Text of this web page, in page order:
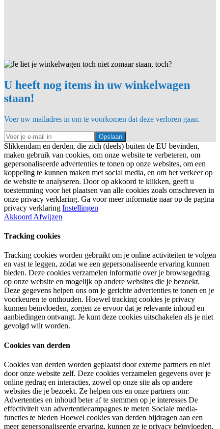
U heeft nog items in uw winkelwagen
staan!
Voer uw mailadres in om te voorkomen dat deze verloren gaan.
Opslaan
Slikkendam en derden, die zich (deels) buiten de EU bevinden,
maken gebruik van cookies, om onze website te verbeteren, om
gepersonaliseerde advertenties te tonen op onze websites, om een
koppeling te kunnen maken met social media, en om het verkeer op
de website te analyseren. Door op akkoord te klikken, geeft u
toestemming voor het plaatsen van alle cookies zoals omschreven in
onze privacy verklaring. Ga voor meer informatie naar op de pagina
privacy verklaring Instellingen
Akkoord Afwijzen
Tracking cookies
Tracking cookies worden gebruikt om je online activiteiten te volgen
en vast te leggen, zodat we een gepersonaliseerde ervaring kunnen
bieden. Deze cookies verzamelen informatie over je browsegedrag
op onze website en mogelijk op andere websites die je bezoekt.
Deze gegevens helpen ons om je gerichte advertenties te tonen en je
voorkeuren te onthouden. Hoewel tracking cookies je privacy
kunnen beïnvloeden, zorgen ze ervoor dat je relevante inhoud en
aanbiedingen ontvangt. Je kunt deze cookies uitschakelen als je niet
gevolgd wilt worden.
Cookies van derden
Cookies van derden worden geplaatst door externe partners en niet
door onze website zelf. Deze cookies verzamelen gegevens over je
online gedrag en interacties, zowel op onze site als op andere
websites die je bezoekt. Ze helpen ons en onze partners om:
Advertenties en inhoud beter af te stemmen op je interesses De
effectiviteit van advertentiecampagnes te meten Sociale media-
functies te bieden Hoewel cookies van derden bijdragen aan een
meer gepersonaliseerde ervaring, kunnen ze je privacy beïnvloeden.